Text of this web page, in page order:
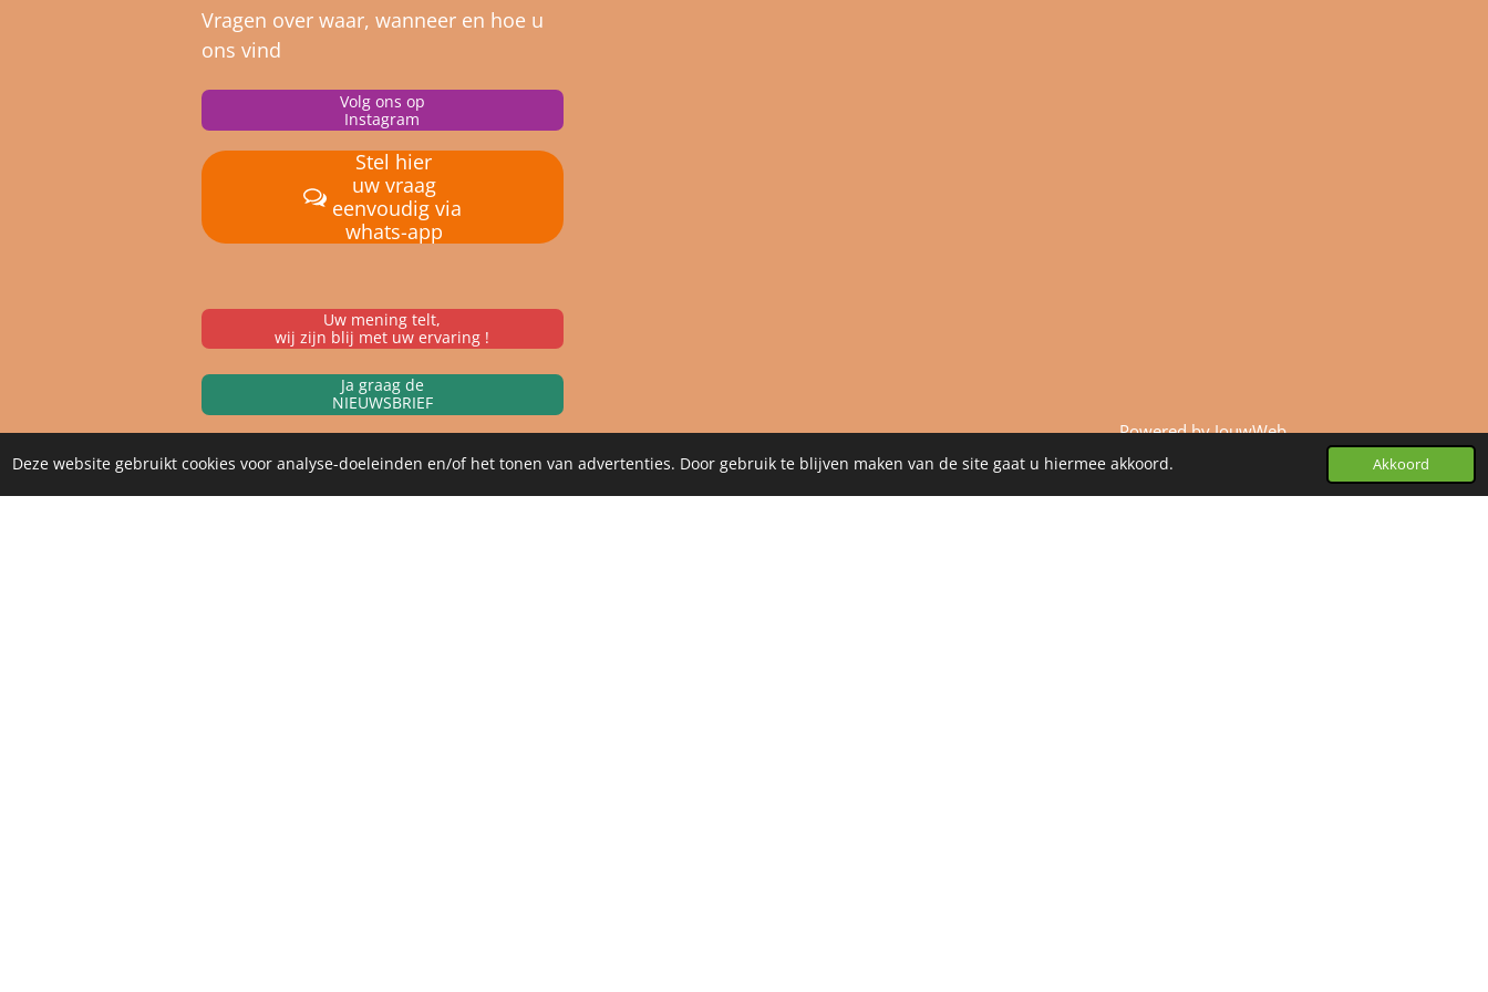
Deze website gebruikt cookies voor analyse-doeleinden en/of het tonen van advertenties. Door gebruik te blijven maken van de site gaat u hiermee akkoord. Akkoord
Vragen over waar, wanneer en hoe u
ons vind
Volg ons op
Instagram
Stel hier
uw vraag
eenvoudig via
whats-app
Uw mening telt,
wij zijn blij met uw ervaring !
Ja graag de
NIEUWSBRIEF
Powered byJouwWeb